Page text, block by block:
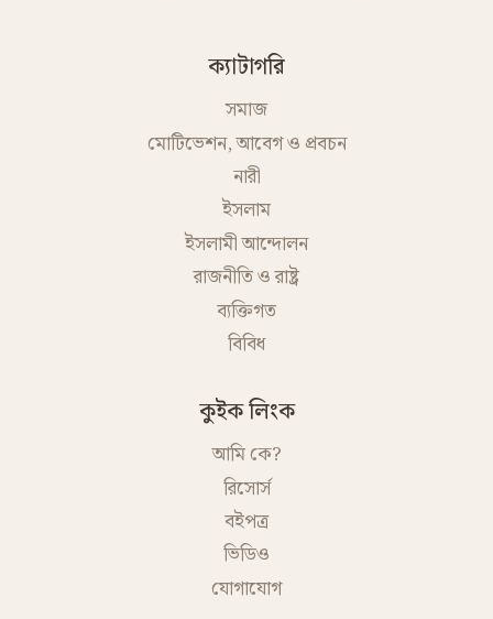
ক্যাটাগরি
সমাজ
মোটিভেশন, আবেগ ও প্রবচন
নারী
ইসলাম
ইসলামী আন্দোলন
রাজনীতি ও রাষ্ট্র
ব্যক্তিগত
বিবিধ
কুইক লিংক
আমি কে?
রিসোর্স
বইপত্র
ভিডিও
যোগাযোগ